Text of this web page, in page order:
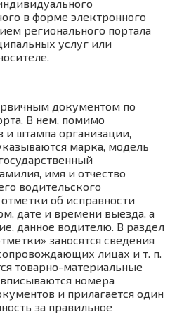
в форме электронного
регионального портала
услуг или
документом по
В нем, помимо
и штампа организации,
марка, модель
имя и отчество
водительского
об исправности
дате и времени выезда, а
данное водителю. В раздел
заносятся сведения
лицах и т. п.
товарно-материальные
номера
и прилагается один
за правильное